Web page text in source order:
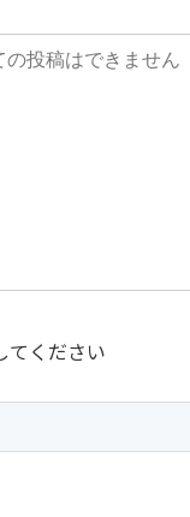
てください